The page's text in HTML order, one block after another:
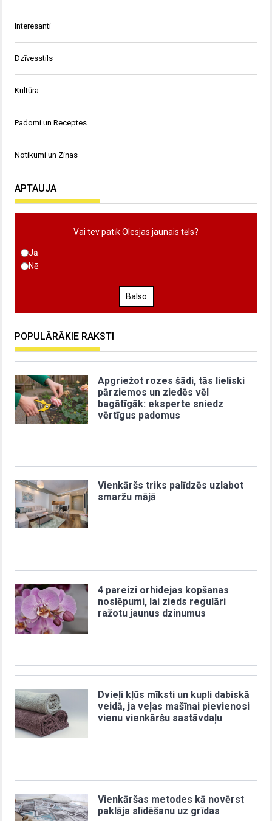
Interesanti
Dzīvesstils
Kultūra
Padomi un Receptes
Notikumi un Ziņas
APTAUJA
Vai tev patīk Olesjas jaunais tēls?
Jā
Nē
Balso
POPULĀRĀKIE RAKSTI
Apgriežot rozes šādi, tās lieliski
pārziemos un ziedēs vēl
bagātīgāk: eksperte sniedz
vērtīgus padomus
Vienkāršs triks palīdzēs uzlabot
smaržu mājā
4 pareizi orhidejas kopšanas
noslēpumi, lai zieds regulāri
ražotu jaunus dzinumus
Dvieļi kļūs mīksti un kupli dabiskā
veidā, ja veļas mašīnai pievienosi
vienu vienkāršu sastāvdaļu
Vienkāršas metodes kā novērst
paklāja slīdēšanu uz grīdas